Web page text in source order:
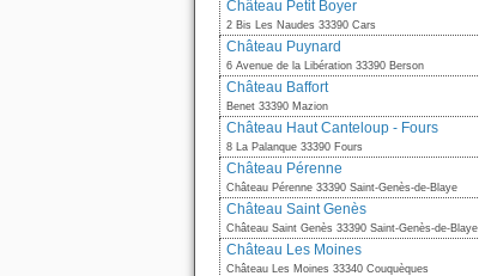
Château Petit Boyer
2 Bis Les Naudes 33390 Cars
Château Puynard
6 Avenue de la Libération 33390 Berson
Château Baffort
Benet 33390 Mazion
Château Haut Canteloup - Fours
8 La Palanque 33390 Fours
Château Pérenne
Château Pérenne 33390 Saint-Genès-de-Blaye
Château Saint Genès
Château Saint Genès 33390 Saint-Genès-de-Blaye
Château Les Moines
Château Les Moines 33340 Couquèques